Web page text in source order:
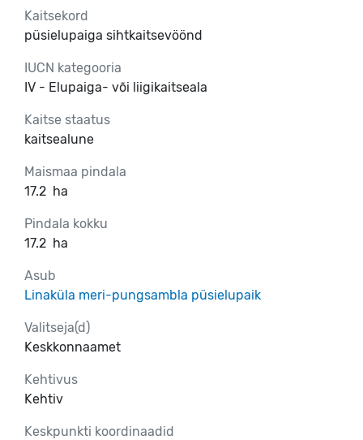
Kaitsekord
püsielupaiga sihtkaitsevöönd
IUCN kategooria
IV - Elupaiga- või liigikaitseala
Kaitse staatus
kaitsealune
Maismaa pindala
17.2 ha
Pindala kokku
17.2 ha
Asub
Linaküla meri-pungsambla püsielupaik
Valitseja(d)
Keskkonnaamet
Kehtivus
Kehtiv
Keskpunkti koordinaadid